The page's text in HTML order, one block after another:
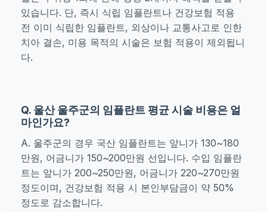
있습니다. 단, 즉시 식립 임플란트나 건강보험 적용
전 이미 식립한 임플란트, 외상이나 교통사고로 인한
치아 결손, 미용 목적의 시술은 보험 적용이 제외됩니
다.
Q. 울산 울주군의 임플란트 평균 시술 비용은 얼
마인가요?
A. 울주군의 경우 국산 임플란트는 앞니가 130~180
만원, 어금니가 150~200만원 선입니다. 수입 임플란
트는 앞니가 200~250만원, 어금니가 220~270만원
정도이며, 건강보험 적용 시 본인부담금이 약 50%
정도로 감소합니다.